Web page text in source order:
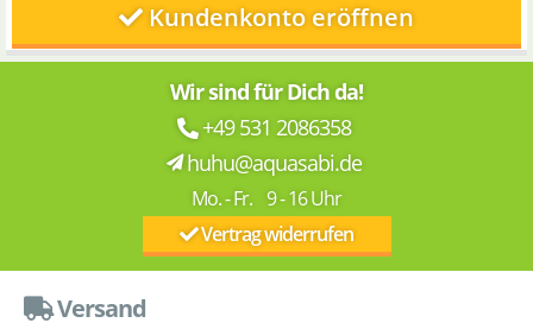
Kundenkonto eröffnen
Wir sind für Dich da!
+49 531 2086358
huhu@aquasabi.de
Mo. - Fr. 9 - 16 Uhr
Vertrag widerrufen
Versand